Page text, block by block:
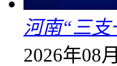
河南“三
2026年08